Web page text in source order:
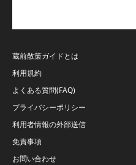
蔵前散策ガイドとは
利用規約
よくある質問(FAQ)
プライバシーポリシー
利用者情報の外部送信
免責事項
お問い合わせ